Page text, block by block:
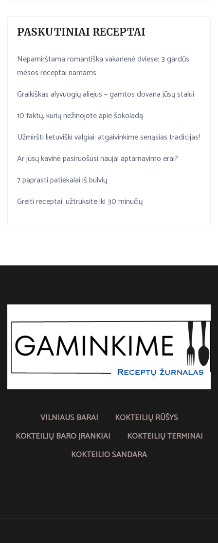
PASKUTINIAI RECEPTAI
Nepamirštama romantiška vakarienė dviese: 3 gardūs
mėsos receptai namams
Graikiškas alyvuogių aliejus – gamtos dovana jūsų stalui
10 faktų, kurių nežinojote apie šokoladą
Užmiršti lietuviški valgiai: atgaivinkime senąsias tradicijas!
Ar jūsų kavinė pasiruošusi naujai aptarnavimo erai?
7 paprasti patiekalai iš bulvių
Greiti receptai: užtruksite iki 30 minučių
VILNIAUS BARAI
KOKTEILIŲ RŪŠYS
KOKTEILIŲ BARO ĮRANKIAI
KOKTEILIŲ TERMINAI
KOKTEILIO SANDARA